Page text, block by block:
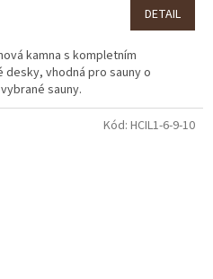
DETAIL
kamna s kompletním
vhodná pro sauny o
sauny.
Kód: HCIL1-6-9-10